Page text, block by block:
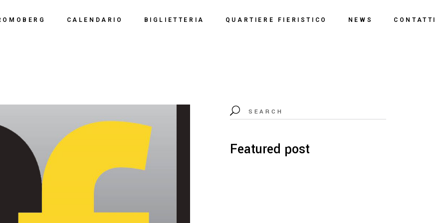
CALENDARIO
Calendario 2023
Calendario 2022
Calendario 2020
BIGLIETTERIA QUARTIERE FIERISTICO NEWS CONTATTI
Calendario 2026
Calendario 2020
Calendario 2019
Polo Espositivo
Featured post